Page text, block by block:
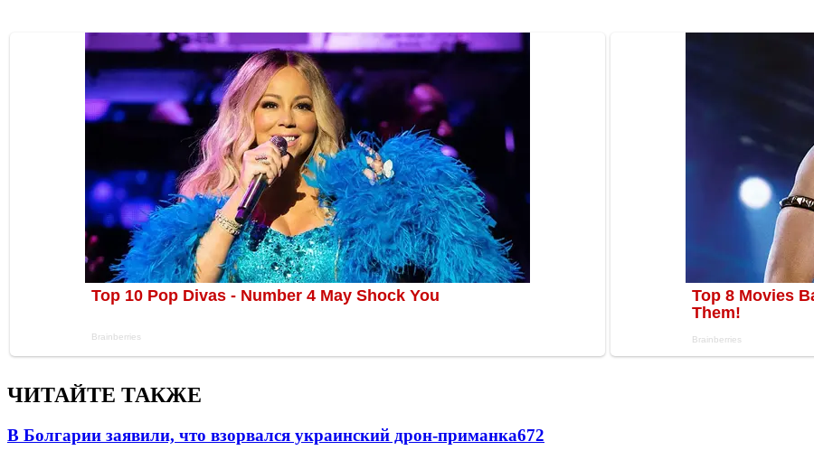
ЧИТАЙТЕ ТАКЖЕ
В Болгарии заявили, что взорвался украинский дрон-приманка672